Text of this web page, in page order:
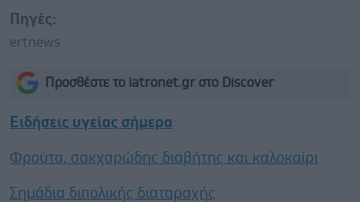
Πηγές:
ertnews
Προσθέστε το iatronet.gr στο Discover
Ειδήσεις υγείας σήμερα
Φρούτα, σακχαρώδης διαβήτης και καλοκαίρι
Σημάδια διπολικής διαταραχής